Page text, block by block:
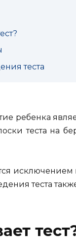
теста
ребенка
теста на
исключением
теста